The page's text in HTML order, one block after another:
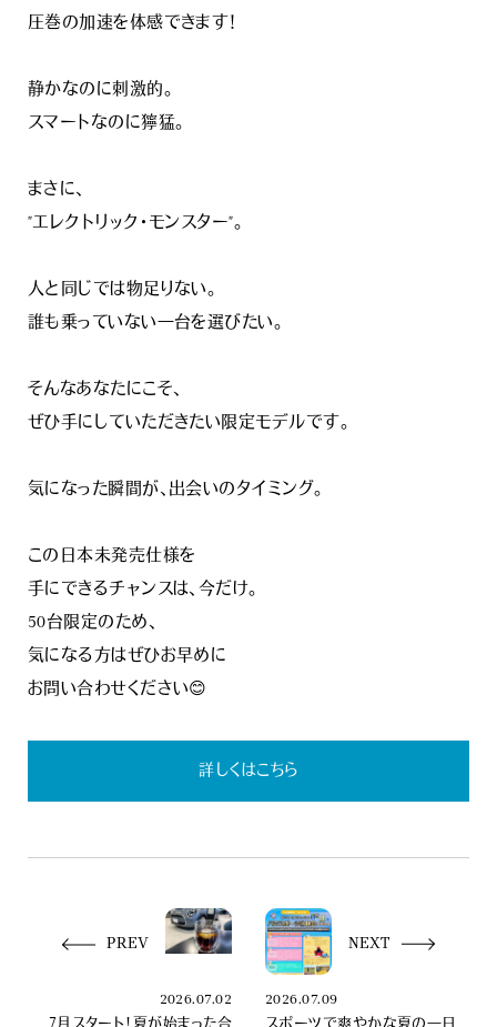
圧巻の加速を体感できます！
静かなのに刺激的。
スマートなのに獰猛。
まさに、
"エレクトリック・モンスター"。
人と同じでは物足りない。
誰も乗っていない一台を選びたい。
そんなあなたにこそ、
ぜひ手にしていただきたい限定モデルです。
気になった瞬間が、出会いのタイミング。
この日本未発売仕様を
手にできるチャンスは、今だけ。
50台限定のため、
気になる方はぜひお早めに
お問い合わせください😊
詳しくはこちら
PREV
2026.07.02
７月スタート！夏が始まった合
NEXT
2026.07.09
スポーツで爽やかな夏の一日